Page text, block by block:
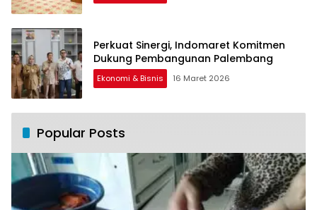
Perkuat Sinergi, Indomaret Komitmen
Dukung Pembangunan Palembang
Ekonomi & Bisnis 16 Maret 2026
Popular Posts